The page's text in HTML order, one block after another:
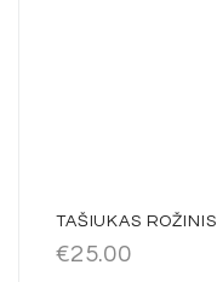
TAŠIUKAS ROŽINIS
€25.00